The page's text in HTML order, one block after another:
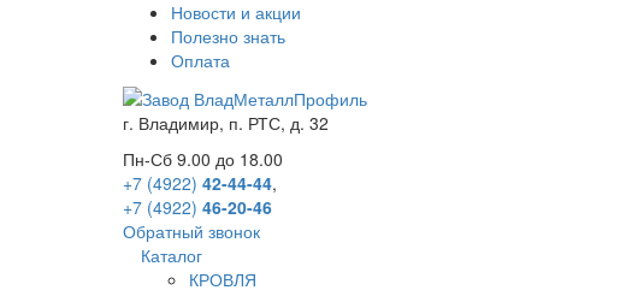
Новости и акции
Полезно знать
Оплата
г. Владимир, п. РТС, д. 32
Пн-Сб 9.00 до 18.00
+7 (4922) 42-44-44,
+7 (4922) 46-20-46
Обратный звонок
Каталог
КРОВЛЯ